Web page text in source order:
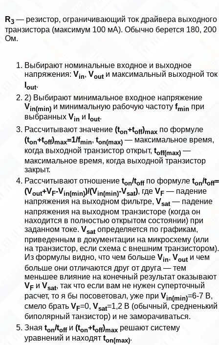
R3 — резистор, ограничивающий ток драйвера выходного
транзистора (максимум 100 мА). Обычно берется 180, 200
Ом.
Выбирают номинальные входное и выходное
напряжения: Vin, Voutи максимальный выходной ток
out.
2) Выбирают минимальное входное напряжение
Vin(min) и минимальную рабочую частоту fmin при
выбранных Vin и out.
Рассчитывают значение (ton+toff)max по формуле
(ton+toff)max=1/fmin, ton(max) — максимальное время,
когда выходной транзистор открыт, toff(max) —
максимальное время, когда выходной транзистор
закрыт.
Рассчитывают отношение ton/toffпо формуле ton/toff=
(Vout+VF-Vin(min))/(Vin(min)-Vsat), где VF — падение
напряжения на выходном фильтре, Vsat— падение
напряжения на выходном транзисторе (когда он
находится в полностью открытом состоянии) при
заданном токе. Vsatопределяется по графикам,
приведенным в документации на микросхему (или
на транзистор, если схема с внешним транзистором).
Из формулы видно, что чем больше Vin, Voutи чем
больше они отличаются друг от друга — тем
меньшее влияние на конечный результат оказывают
VF и Vsat, так что если вам не нужен суперточный
расчет, то я бы посоветовал, уже при Vin(min)=6-7 В,
смело брать VF=0, Vsat=1,2 В (обычный, средненький
биполярный танзистор) и не заморачиваться.
Зная ton/toffи (ton+toff)max решают систему
уравнений и находят ton(max).